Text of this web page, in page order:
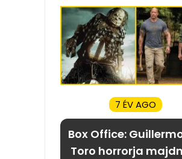
7 ÉV AGO
Box Office:
Toro horrorja